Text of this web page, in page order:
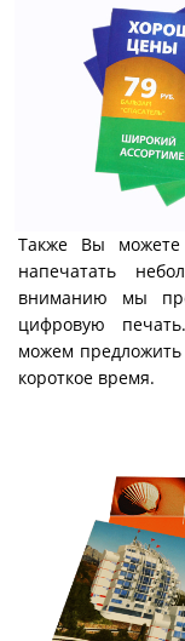
Также Вы
напечатать
вниманию мы
цифровую
можем
короткое время.